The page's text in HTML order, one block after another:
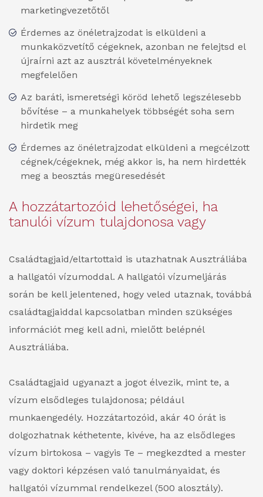
marketingvezetőtől
Érdemes az önéletrajzodat is elküldeni a
munkaközvetítő cégeknek, azonban ne felejtsd el
újraírni azt az ausztrál követelményeknek
megfelelően
Az baráti, ismeretségi köröd lehető legszélesebb
bővítése – a munkahelyek többségét soha sem
hirdetik meg
Érdemes az önéletrajzodat elküldeni a megcélzott
cégnek/cégeknek, még akkor is, ha nem hirdették
meg a beosztás megüresedését
A hozzátartozóid lehetőségei, ha
tanulói vízum tulajdonosa vagy
Családtagjaid/eltartottaid is utazhatnak Ausztráliába
a hallgatói vízumoddal. A hallgatói vízumeljárás
során be kell jelentened, hogy veled utaznak, továbbá
családtagjaiddal kapcsolatban minden szükséges
információt meg kell adni, mielőtt belépnél
Ausztráliába.
Családtagjaid ugyanazt a jogot élvezik, mint te, a
vízum elsődleges tulajdonosa; például
munkaengedély. Hozzátartozóid, akár 40 órát is
dolgozhatnak kéthetente, kivéve, ha az elsődleges
vízum birtokosa – vagyis Te – megkezdted a mester
vagy doktori képzésen való tanulmányaidat, és
hallgatói vízummal rendelkezel (500 alosztály).